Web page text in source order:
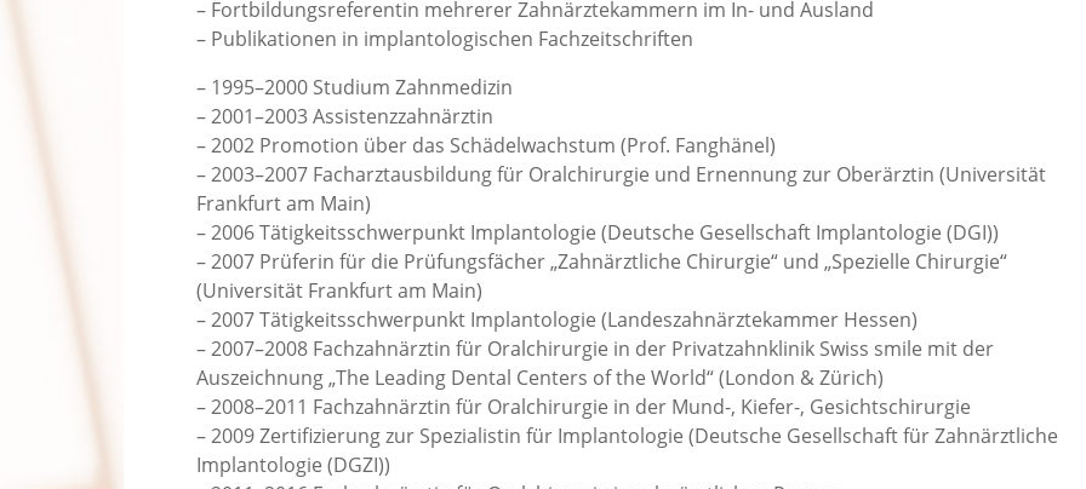
– Fortbildungsreferentin mehrerer Zahnärztekammern im In- und Ausland
– Publikationen in implantologischen Fachzeitschriften
– 1995–2000 Studium Zahnmedizin
– 2001–2003 Assistenzzahnärztin
– 2002 Promotion über das Schädelwachstum (Prof. Fanghänel)
– 2003–2007 Facharztausbildung für Oralchirurgie und Ernennung zur Oberärztin (Universität
Frankfurt am Main)
– 2006 Tätigkeitsschwerpunkt Implantologie (Deutsche Gesellschaft Implantologie (DGI))
– 2007 Prüferin für die Prüfungsfächer „Zahnärztliche Chirurgie“ und „Spezielle Chirurgie“
(Universität Frankfurt am Main)
– 2007 Tätigkeitsschwerpunkt Implantologie (Landeszahnärztekammer Hessen)
– 2007–2008 Fachzahnärztin für Oralchirurgie in der Privatzahnklinik Swiss smile mit der
Auszeichnung „The Leading Dental Centers of the World“ (London & Zürich)
– 2008–2011 Fachzahnärztin für Oralchirurgie in der Mund-, Kiefer-, Gesichtschirurgie
– 2009 Zertifizierung zur Spezialistin für Implantologie (Deutsche Gesellschaft für Zahnärztliche
Implantologie (DGZI))